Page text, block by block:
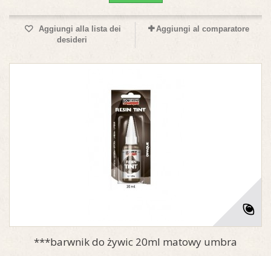
Aggiungi alla lista dei
desideri
Aggiungi al comparatore
***barwnik do żywic 20ml matowy umbra